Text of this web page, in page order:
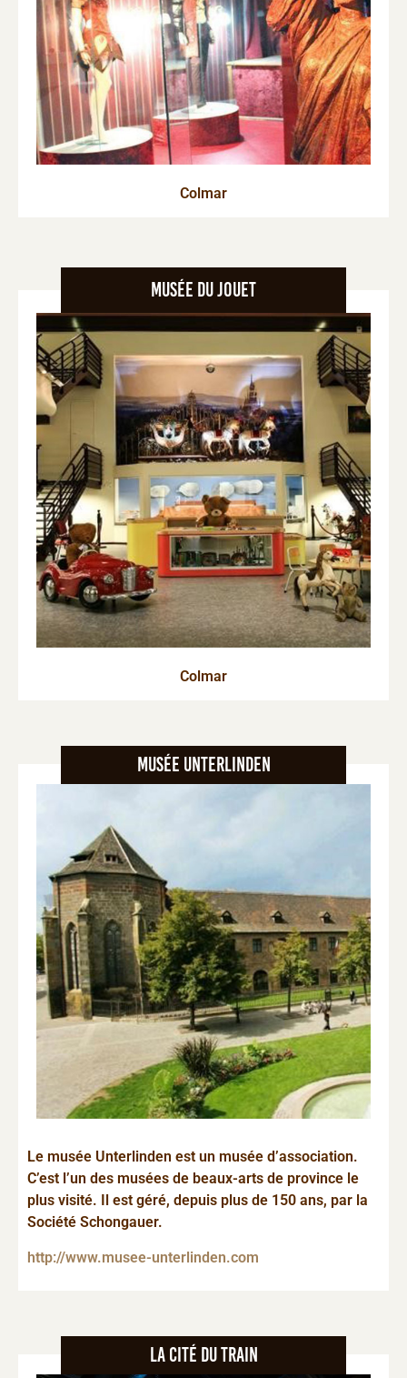
Colmar
Musée du jouet
Colmar
Musée Unterlinden
Le musée Unterlinden est un musée d’association.
C’est l’un des musées de beaux-arts de province le
plus visité. Il est géré, depuis plus de 150 ans, par la
Société Schongauer.
http://www.musee-unterlinden.com
La Cité du train